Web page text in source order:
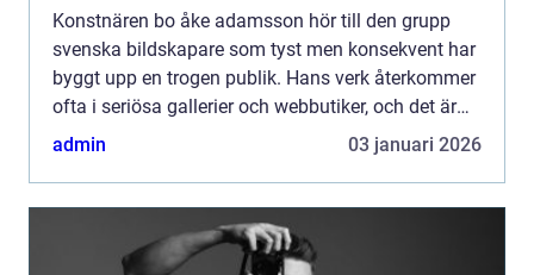
Konstnären bo åke adamsson hör till den grupp
svenska bildskapare som tyst men konsekvent har
byggt upp en trogen publik. Hans verk återkommer
ofta i seriösa gallerier och webbutiker, och det är
ingen slump. Adamsson rör sig i gränslandet
admin 03 januari 2026